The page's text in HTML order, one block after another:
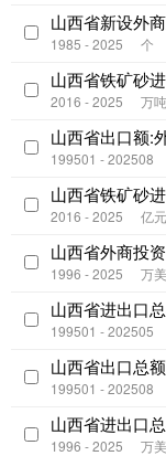
山西省新设外
1985 - 2025 个
山西省铁矿砂
2016 - 2025 万吨
山西省出口额:
199501 - 202508
山西省铁矿砂
2016 - 2025 亿元
山西省外商投
1996 - 2025 万
山西省进出口
199501 - 202505
山西省出口总
199501 - 202508
山西省进出口
1996 - 2025 万